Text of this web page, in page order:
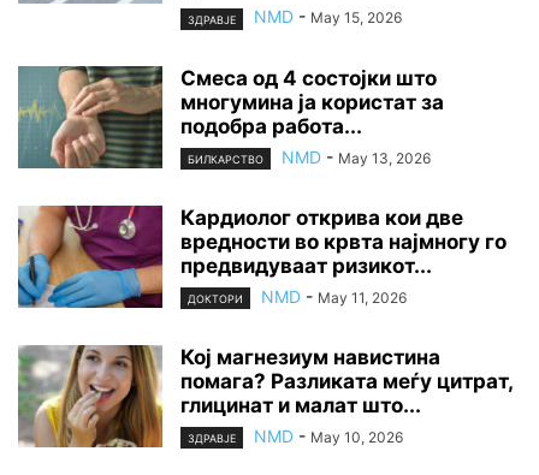
ЗДРАВЈЕ NMD - May 15, 2026
Смеса од 4 состојки што
многумина ја користат за
подобра работа...
БИЛКАРСТВО NMD - May 13, 2026
Кардиолог открива кои две
вредности во крвта најмногу го
предвидуваат ризикот...
ДОКТОРИ NMD - May 11, 2026
Кој магнезиум навистина
помага? Разликата меѓу цитрат,
глицинат и малат што...
ЗДРАВЈЕ NMD - May 10, 2026